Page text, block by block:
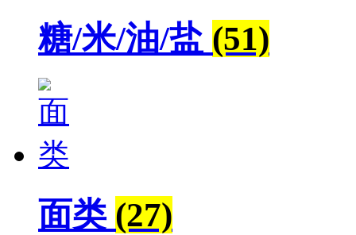
糖/米/油/盐 (51)
面类 (27)